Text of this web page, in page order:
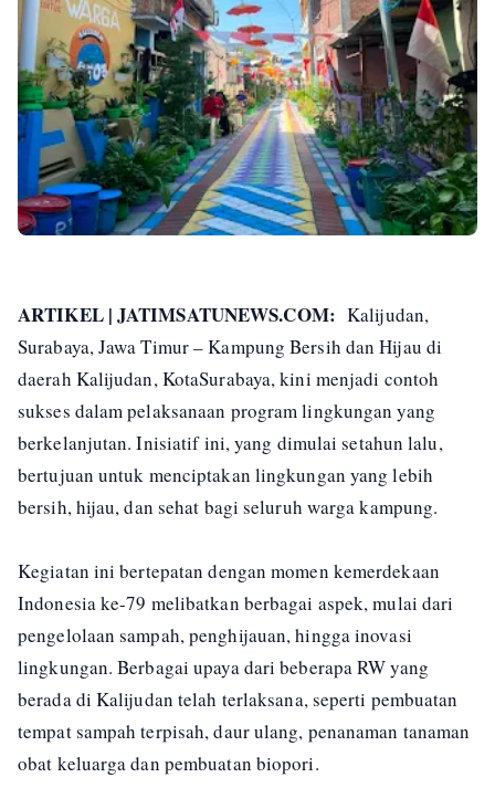
ARTIKEL | JATIMSATUNEWS.COM: Kalijudan,
Surabaya, Jawa Timur – Kampung Bersih dan Hijau di
daerah Kalijudan, KotaSurabaya, kini menjadi contoh
sukses dalam pelaksanaan program lingkungan yang
berkelanjutan. Inisiatif ini, yang dimulai setahun lalu,
bertujuan untuk menciptakan lingkungan yang lebih
bersih, hijau, dan sehat bagi seluruh warga kampung.
Kegiatan ini bertepatan dengan momen kemerdekaan
Indonesia ke-79 melibatkan berbagai aspek, mulai dari
pengelolaan sampah, penghijauan, hingga inovasi
lingkungan. Berbagai upaya dari beberapa RW yang
berada di Kalijudan telah terlaksana, seperti pembuatan
tempat sampah terpisah, daur ulang, penanaman tanaman
obat keluarga dan pembuatan biopori.